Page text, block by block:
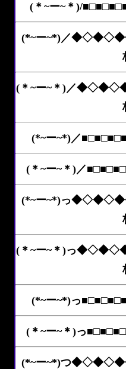
(＊~ー~＊)/
(*~ー~*)／
(＊~ー~＊)／
(*~ー~*)／
(＊~ー~＊)／
(*~ー~*)っ
(＊~ー~＊)っ
(*~ー~*)っ
(＊~ー~＊)っ
(*~ー~*)つ